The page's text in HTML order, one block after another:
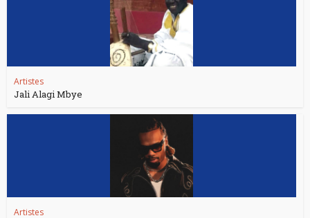
Artistes
Jali Alagi Mbye
Artistes